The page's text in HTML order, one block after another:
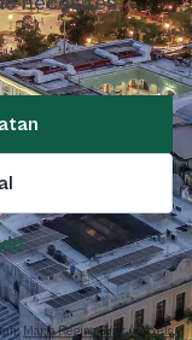
María Regina Díaz / Pexels